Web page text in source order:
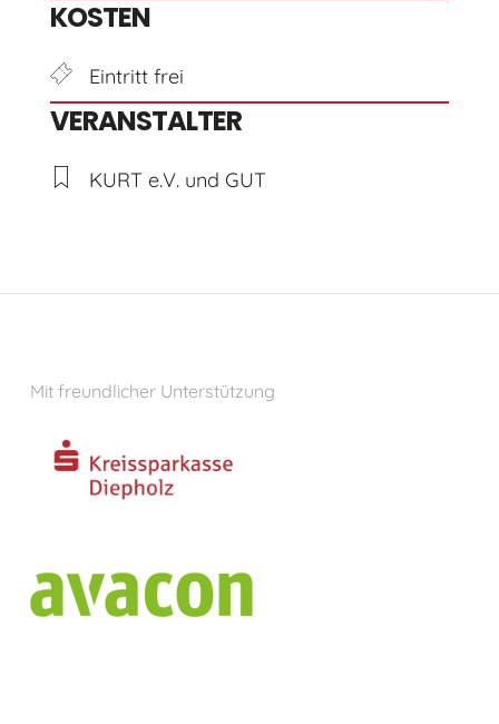
KOSTEN
Eintritt frei
VERANSTALTER
KURT e.V. und GUT
Mit freundlicher Unterstützung